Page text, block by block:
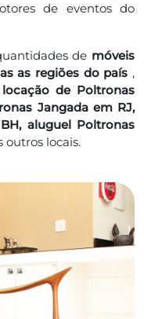
de eventos do
de móveis
as regiões do país ,
locação de Poltronas
Jangada em RJ,
aluguel Poltronas
outros locais.